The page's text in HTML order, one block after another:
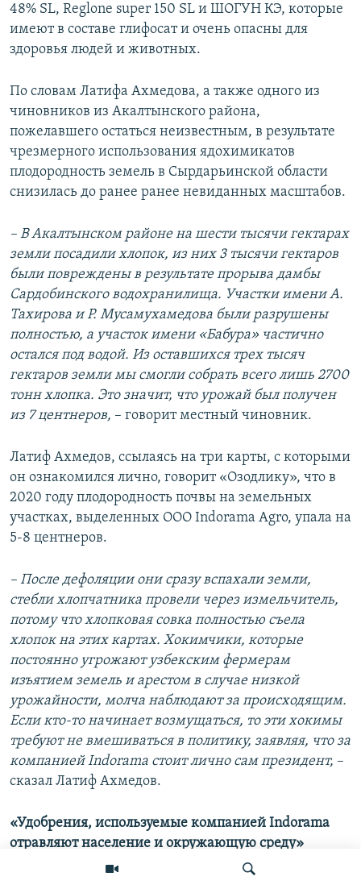
48% SL, Reglone super 150 SL и ШОГУН КЭ, которые
имеют в составе глифосат и очень опасны для
здоровья людей и животных.
По словам Латифа Ахмедова, а также одного из
чиновников из Акалтынского района,
пожелавшего остаться неизвестным, в результате
чрезмерного использования ядохимикатов
плодородность земель в Сырдарьинской области
снизилась до ранее ранее невиданных масштабов.
– В Акалтынском районе на шести тысячи гектарах
земли посадили хлопок, из них 3 тысячи гектаров
были повреждены в результате прорыва дамбы
Сардобинского водохранилища. Участки имени А.
Тахирова и Р. Мусамухамедова были разрушены
полностью, а участок имени «Бабура» частично
остался под водой. Из оставшихся трех тысяч
гектаров земли мы смогли собрать всего лишь 2700
тонн хлопка. Это значит, что урожай был получен
из 7 центнеров, – говорит местный чиновник.
Латиф Ахмедов, ссылаясь на три карты, с которыми
он ознакомился лично, говорит «Озодлику», что в
2020 году плодородность почвы на земельных
участках, выделенных ООО Indorama Agro, упала на
5-8 центнеров.
– После дефоляции они сразу вспахали земли,
стебли хлопчатника провели через измельчитель,
потому что хлопковая совка полностью съела
хлопок на этих картах. Хокимчики, которые
постоянно угрожают узбекским фермерам
изъятием земель и арестом в случае низкой
урожайности, молча наблюдают за происходящим.
Если кто-то начинает возмущаться, то эти хокимы
требуют не вмешиваться в политику, заявляя, что за
компанией Indorama стоит лично сам президент, –
сказал Латиф Ахмедов.
«Удобрения, используемые компанией Indorama
отравляют население и окружающую среду»